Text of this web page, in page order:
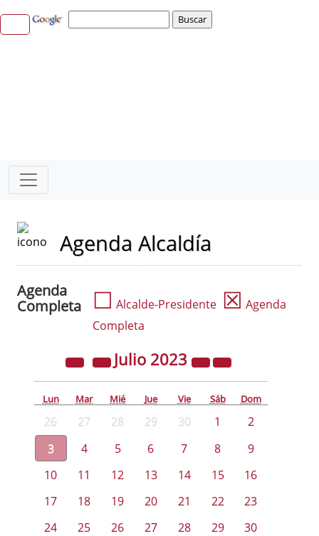
Agenda Alcaldía
Agenda
Completa
☐ Alcalde-Presidente ☒ Agenda
Completa
Julio 2023
Lun Mar Mié Jue Vie Sáb Dom
26 27 28 29 30 1
2
3
4 5 6 7 8
9
10
11 12 13 14 15
16
17
18 19 20 21 22
23
24
25 26 27 28 29
30